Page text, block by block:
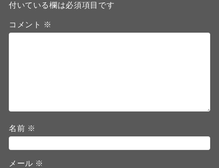
付いている欄は必須項目です
コメント ※
名前 ※
メール ※